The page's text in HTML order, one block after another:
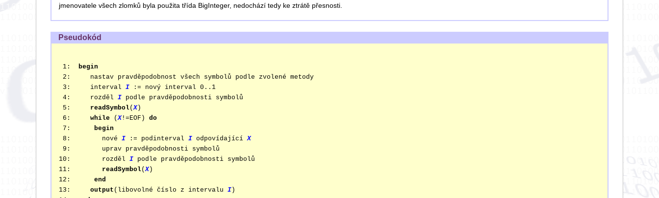
jmenovatele všech zlomků byla použita třída BigInteger, nedochází tedy ke ztrátě přesnosti.
Pseudokód
1:
begin
2:     nastav pravděpodobnost všech symbolů podle zvolené metody
3:     interval I := nový interval 0..1
4:     rozděl I podle pravděpodobnosti symbolů
5: readSymbol(X)
6: while (X!=EOF) do
7:
begin
8:        nové I := podinterval I odpovídající X
9:        uprav pravděpodobnosti symbolů
10:        rozděl I podle pravděpodobnosti symbolů
11: readSymbol(X)
12: end
13: output (libovolné číslo z intervalu I)